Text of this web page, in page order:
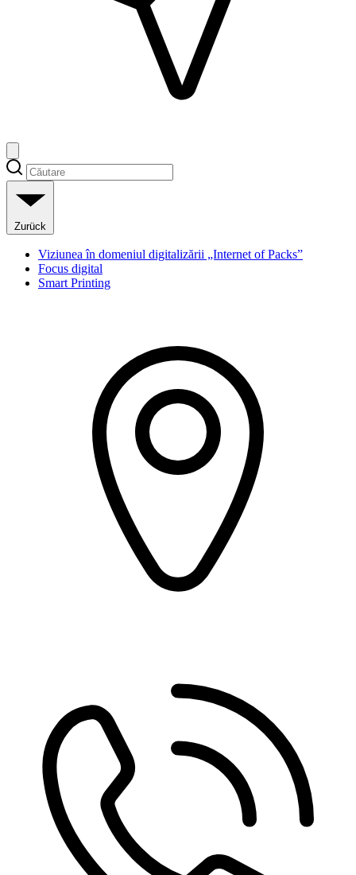
Zurück
Viziunea în domeniul digitalizării „Internet of Packs”
Focus digital
Smart Printing